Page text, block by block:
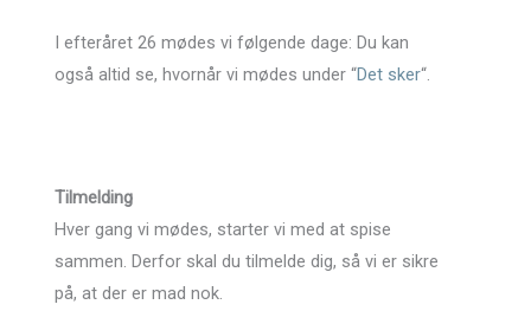
I efteråret 26 mødes vi følgende dage: Du kan
også altid se, hvornår vi mødes under “Det sker“.
Tilmelding
Hver gang vi mødes, starter vi med at spise
sammen. Derfor skal du tilmelde dig, så vi er sikre
på, at der er mad nok.